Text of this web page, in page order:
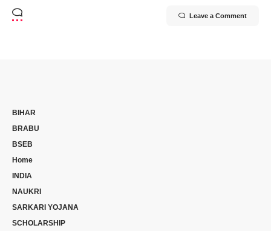
Leave a Comment
BIHAR
BRABU
BSEB
Home
INDIA
NAUKRI
SARKARI YOJANA
SCHOLARSHIP